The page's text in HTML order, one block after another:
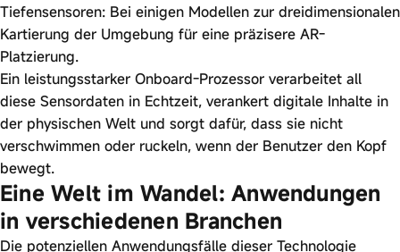
Tiefensensoren: Bei einigen Modellen zur dreidimensionalen
Kartierung der Umgebung für eine präzisere AR-
Platzierung.
Ein leistungsstarker Onboard-Prozessor verarbeitet all
diese Sensordaten in Echtzeit, verankert digitale Inhalte in
der physischen Welt und sorgt dafür, dass sie nicht
verschwimmen oder ruckeln, wenn der Benutzer den Kopf
bewegt.
Eine Welt im Wandel: Anwendungen
in verschiedenen Branchen
Die potenziellen Anwendungsfälle dieser Technologie